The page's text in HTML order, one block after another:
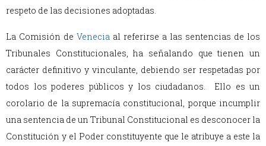
respeto de las decisiones adoptadas.
La Comisión de Venecia al referirse a las sentencias de los
Tribunales Constitucionales, ha señalando que tienen un
carácter definitivo y vinculante, debiendo ser respetadas por
todos los poderes públicos y los ciudadanos. Ello es un
corolario de la supremacía constitucional, porque incumplir
una sentencia de un Tribunal Constitucional es desconocer la
Constitución y el Poder constituyente que le atribuye a este la